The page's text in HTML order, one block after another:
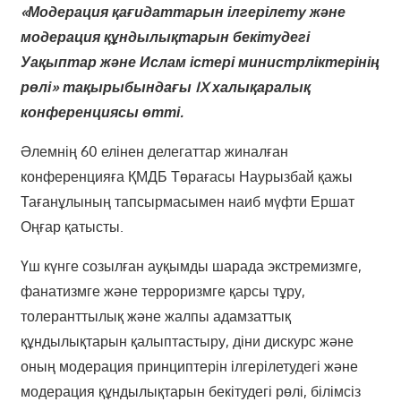
«Модерация қағидаттарын ілгерілету және
модерация құндылықтарын бекітудегі
Уақыптар және Ислам істері министрліктерінің
рөлі» тақырыбындағы IX халықаралық
конференциясы өтті.
Әлемнің 60 елінен делегаттар жиналған
конференцияға ҚМДБ Төрағасы Наурызбай қажы
Тағанұлының тапсырмасымен наиб мүфти Ершат
Оңғар қатысты.
Үш күнге созылған ауқымды шарада экстремизмге,
фанатизмге және терроризмге қарсы тұру,
толеранттылық және жалпы адамзаттық
құндылықтарын қалыптастыру, діни дискурс және
оның модерация принциптерін ілгерілетудегі және
модерация құндылықтарын бекітудегі рөлі, білімсіз